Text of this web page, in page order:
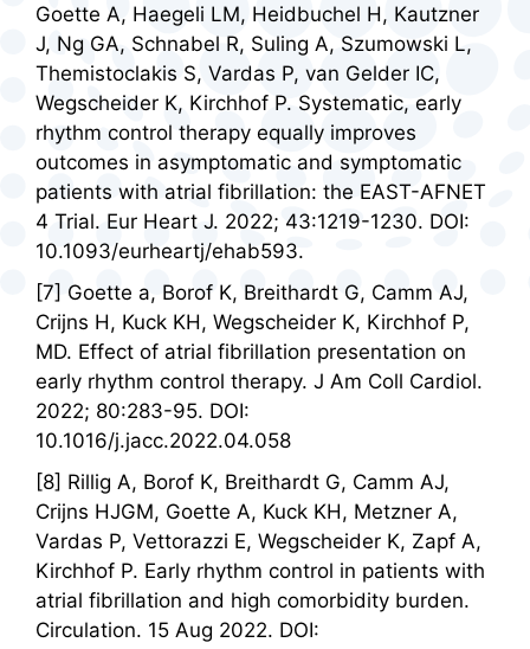
Goette A, Haegeli LM, Heidbuchel H, Kautzner
J, Ng GA, Schnabel R, Suling A, Szumowski L,
Themistoclakis S, Vardas P, van Gelder IC,
Wegscheider K, Kirchhof P. Systematic, early
rhythm control therapy equally improves
outcomes in asymptomatic and symptomatic
patients with atrial fibrillation: the EAST-AFNET
4 Trial. Eur Heart J. 2022; 43:1219-1230. DOI:
10.1093/eurheartj/ehab593.
[7] Goette a, Borof K, Breithardt G, Camm AJ,
Crijns H, Kuck KH, Wegscheider K, Kirchhof P,
MD. Effect of atrial fibrillation presentation on
early rhythm control therapy. J Am Coll Cardiol.
2022; 80:283-95. DOI:
10.1016/j.jacc.2022.04.058
[8] Rillig A, Borof K, Breithardt G, Camm AJ,
Crijns HJGM, Goette A, Kuck KH, Metzner A,
Vardas P, Vettorazzi E, Wegscheider K, Zapf A,
Kirchhof P. Early rhythm control in patients with
atrial fibrillation and high comorbidity burden.
Circulation. 15 Aug 2022. DOI: